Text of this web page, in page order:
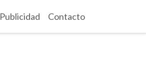
Publicidad Contacto